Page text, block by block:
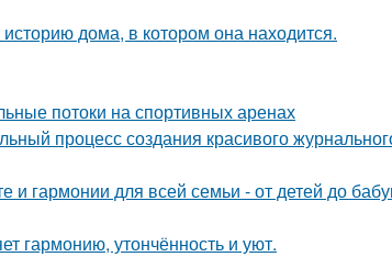
дома, в котором она находится.
потоки на спортивных аренах
процесс создания красивого
и гармонии для всей семьи - от детей до
гармонию, утончённость и уют.